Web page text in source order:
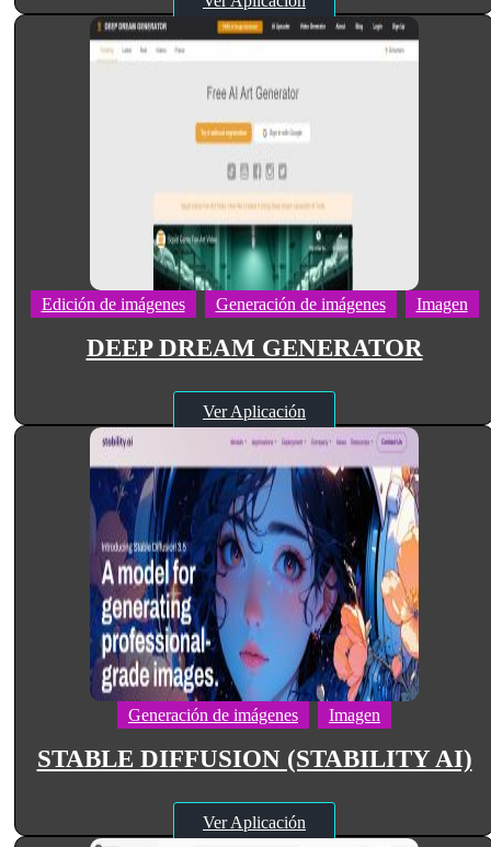
Edición de imágenes Generación de imágenes Imagen
DEEP DREAM GENERATOR
Ver Aplicación
Generación de imágenes Imagen
STABLE DIFFUSION (STABILITY AI)
Ver Aplicación